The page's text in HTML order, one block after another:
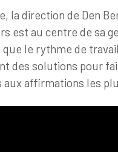
la direction de Den
est au centre de sa
le rythme de
des solutions pour
aux affirmations les